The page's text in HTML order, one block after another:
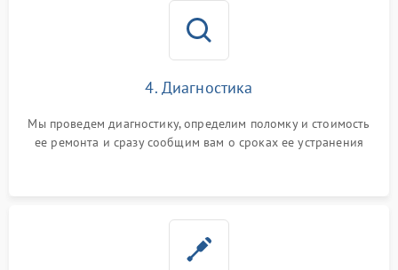
4. Диагностика
Мы проведем диагностику, определим поломку и стоимость
ее ремонта и сразу сообщим вам о сроках ее устранения